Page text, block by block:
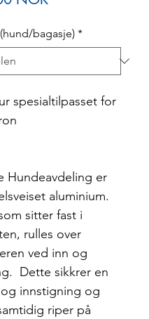
bagasje) *
spesialtilpasset for
Hundeavdeling er
aluminium.
sitter fast i
rulles over
ved inn og
Dette sikkrer en
innstigning og
riper på